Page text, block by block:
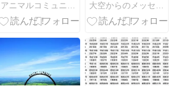
アニマルコミュニケーション 動物さんと話します♪
大空からのメッセージ ∞ ハートがすべて